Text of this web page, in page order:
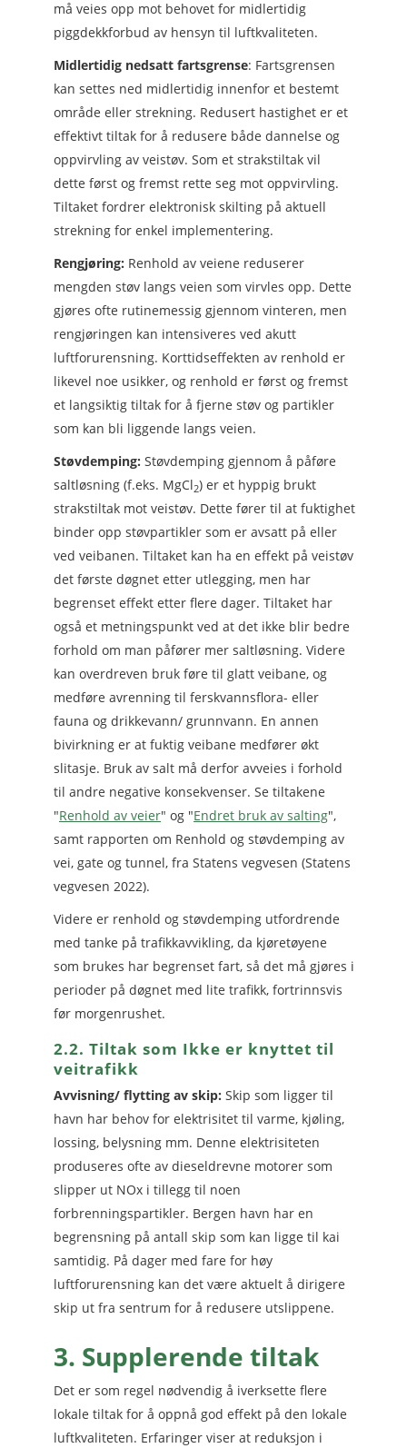
må veies opp mot behovet for midlertidig
piggdekkforbud av hensyn til luftkvaliteten.
Midlertidig nedsatt fartsgrense: Fartsgrensen
kan settes ned midlertidig innenfor et bestemt
område eller strekning. Redusert hastighet er et
effektivt tiltak for å redusere både dannelse og
oppvirvling av veistøv. Som et strakstiltak vil
dette først og fremst rette seg mot oppvirvling.
Tiltaket fordrer elektronisk skilting på aktuell
strekning for enkel implementering.
Rengjøring: Renhold av veiene reduserer
mengden støv langs veien som virvles opp. Dette
gjøres ofte rutinemessig gjennom vinteren, men
rengjøringen kan intensiveres ved akutt
luftforurensning. Korttidseffekten av renhold er
likevel noe usikker, og renhold er først og fremst
et langsiktig tiltak for å fjerne støv og partikler
som kan bli liggende langs veien.
Støvdemping: Støvdemping gjennom å påføre
saltløsning (f.eks. MgCl2) er et hyppig brukt
strakstiltak mot veistøv. Dette fører til at fuktighet
binder opp støvpartikler som er avsatt på eller
ved veibanen. Tiltaket kan ha en effekt på veistøv
det første døgnet etter utlegging, men har
begrenset effekt etter flere dager. Tiltaket har
også et metningspunkt ved at det ikke blir bedre
forhold om man påfører mer saltløsning. Videre
kan overdreven bruk føre til glatt veibane, og
medføre avrenning til ferskvannsflora- eller
fauna og drikkevann/ grunnvann. En annen
bivirkning er at fuktig veibane medfører økt
slitasje. Bruk av salt må derfor avveies i forhold
til andre negative konsekvenser. Se tiltakene
"Renhold av veier" og "Endret bruk av salting",
samt rapporten om Renhold og støvdemping av
vei, gate og tunnel, fra Statens vegvesen (Statens
vegvesen 2022).
Videre er renhold og støvdemping utfordrende
med tanke på trafikkavvikling, da kjøretøyene
som brukes har begrenset fart, så det må gjøres i
perioder på døgnet med lite trafikk, fortrinnsvis
før morgenrushet.
2.2. Tiltak som Ikke er knyttet til
veitrafikk
Avvisning/ flytting av skip: Skip som ligger til
havn har behov for elektrisitet til varme, kjøling,
lossing, belysning mm. Denne elektrisiteten
produseres ofte av dieseldrevne motorer som
slipper ut NOx i tillegg til noen
forbrenningspartikler. Bergen havn har en
begrensning på antall skip som kan ligge til kai
samtidig. På dager med fare for høy
luftforurensning kan det være aktuelt å dirigere
skip ut fra sentrum for å redusere utslippene.
3. Supplerende tiltak
Det er som regel nødvendig å iverksette flere
lokale tiltak for å oppnå god effekt på den lokale
luftkvaliteten. Erfaringer viser at reduksjon i